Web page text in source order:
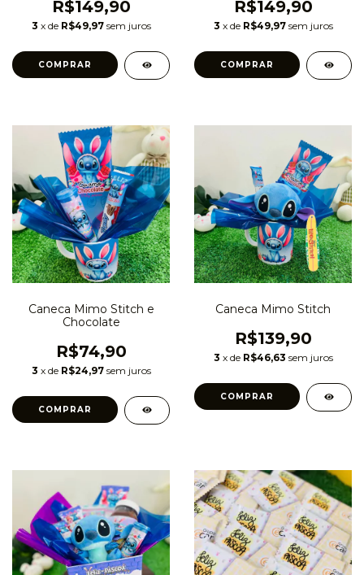
R$149,90
3 x de R$49,97 sem juros
R$149,90
3 x de R$49,97 sem juros
Caneca Mimo Stitch e
Chocolate
R$74,90
3 x de R$24,97 sem juros
Caneca Mimo Stitch
R$139,90
3 x de R$46,63 sem juros